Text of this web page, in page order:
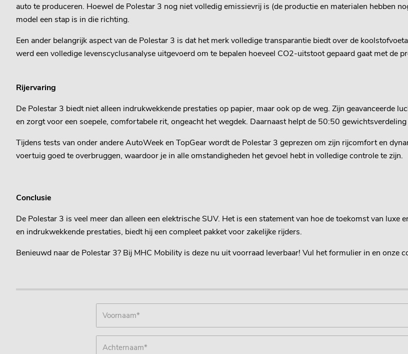
auto te produceren. Hoewel de Polestar 3 nog niet volledig emissievrij is (de productie en materialen hebben
model een stap is in die richting.
Een ander belangrijk aspect van de Polestar 3 is dat het merk volledige transparantie biedt over de
werd een volledige levenscyclusanalyse uitgevoerd om te bepalen hoeveel CO2-uitstoot gepaard gaat met de
Rijervaring
De Polestar 3 biedt niet alleen indrukwekkende prestaties op papier, maar ook op de weg. Zijn geavanceerde
en zorgt voor een soepele, comfortabele rit, ongeacht het wegdek. Daarnaast helpt de 50:50
Tijdens tests van onder andere AutoWeek en TopGear wordt de Polestar 3 geprezen om zijn rijcomfort en
voertuig goed te overbruggen, waardoor je in alle omstandigheden het gevoel hebt in volledige controle te zijn.
Conclusie
De Polestar 3 is veel meer dan alleen een elektrische SUV. Het is een statement van hoe de toekomst van
en indrukwekkende prestaties, biedt hij een compleet pakket voor zakelijke rijders.
Benieuwd naar de Polestar 3? Bij MHC Mobility is deze nu uit voorraad leverbaar! Vul het formulier in en onze